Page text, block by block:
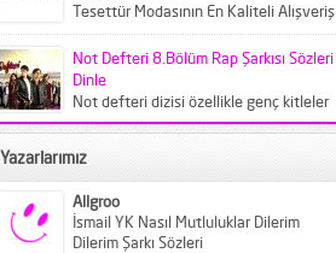
Tesettür Modasının En Kaliteli Alışveriş
Adresi Nurtuba Teknolojinin gelişmesi
ve buna bağlı olarak da bilgisayar
kullanımının...
Not Defteri 8.Bölüm Rap Şarkısı Sözleri
Dinle
Not defteri dizisi özellikle genç kitleler
tarafından çok beğenildi. Diziyle
Yazarlarımız
Allgroo
İsmail YK Nasıl Mutluluklar Dilerim
Dilerim Şarkı Sözleri